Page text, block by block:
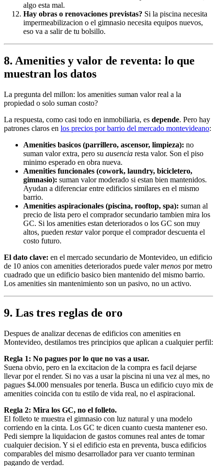
algo esta mal.
Hay obras o renovaciones previstas? Si la piscina necesita
impermeabilizacion o el gimnasio necesita equipos nuevos,
eso va a salir de tu bolsillo.
8. Amenities y valor de reventa: lo que
muestran los datos
La pregunta del millon: los amenities suman valor real a la
propiedad o solo suman costo?
La respuesta, como casi todo en inmobiliaria, es depende. Pero hay
patrones claros en los precios por barrio del mercado montevideano:
Amenities basicos (parrillero, ascensor, limpieza): no
suman valor extra, pero su ausencia resta valor. Son el piso
minimo esperado en obra nueva.
Amenities funcionales (cowork, laundry, bicicletero,
gimnasio): suman valor moderado si estan bien mantenidos.
Ayudan a diferenciar entre edificios similares en el mismo
barrio.
Amenities aspiracionales (piscina, rooftop, spa): suman al
precio de lista pero el comprador secundario tambien mira los
GC. Si los amenities estan deteriorados o los GC son muy
altos, pueden restarvalor porque el comprador descuenta el
costo futuro.
El dato clave: en el mercado secundario de Montevideo, un edificio
de 10 anios con amenities deteriorados puede valermenos por metro
cuadrado que un edificio basico bien mantenido del mismo barrio.
Los amenities sin mantenimiento son un pasivo, no un activo.
9. Las tres reglas de oro
Despues de analizar decenas de edificios con amenities en
Montevideo, destilamos tres principios que aplican a cualquier perfil:
Regla 1: No pagues por lo que no vas a usar.
Suena obvio, pero en la excitacion de la compra es facil dejarse
llevar por el render. Si no vas a usar la piscina ni una vez al mes, no
pagues $4.000 mensuales por tenerla. Busca un edificio cuyo mix de
amenities coincida con tu estilo de vida real, no el aspiracional.
Regla 2: Mira los GC, no el folleto.
El folleto te muestra el gimnasio con luz natural y una modelo
corriendo en la cinta. Los GC te dicen cuanto cuesta mantener eso.
Pedi siempre la liquidacion de gastos comunes real antes de tomar
cualquier decision. Y si el edificio esta en preventa, busca edificios
comparables del mismo desarrollador para ver cuanto terminan
pagando de verdad.